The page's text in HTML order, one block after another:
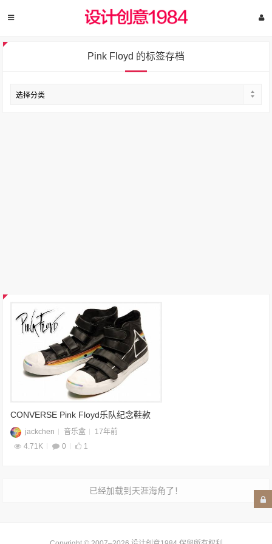
Pink Floyd 的标签存档
CONVERSE Pink Floyd乐队纪念鞋款
jackchen 音乐盒
17年前
4.71K
0 1
已经加载到天涯海角了！